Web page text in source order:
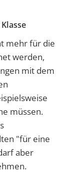
mehr für die
werden,
mit dem
müssen.
"für eine
aber